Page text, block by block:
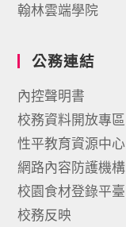
翰林雲端學院
公務連結
內控聲明書
校務資料開放專區
性平教育資源中心
網路內容防護機構
校園食材登錄平臺
校務反映